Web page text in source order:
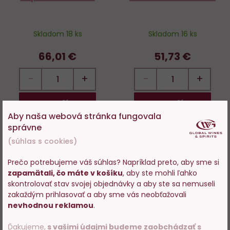
Skladom 18 ks
66,01 €
− +
DO KOŠÍKA
Skladom 16 ks
51,73 €
− +
DO KOŠÍKA
Novinka
Do
obľúbených
Aby naša webová stránka fungovala
správne
(súhlas s cookies)
Prečo potrebujeme váš súhlas? Napríklad preto, aby sme si
zapamätali, čo máte v košíku, aby ste mohli ľahko
skontrolovať stav svojej objednávky a aby ste sa nemuseli
zakaždým prihlasovať a aby sme vás neobťažovali
nevhodnou reklamou.
Ďakujeme, s vašimi údajmi budeme zaobchádzať s
Vstupujete na stránky s
predajom alkoholu. Prosím
potvrďte, že Vám už bolo 18